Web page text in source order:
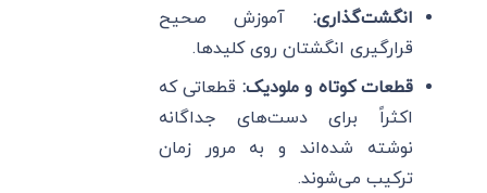
انگشت‌گذاری: آموزش صحیح
قرارگیری انگشتان روی کلیدها.
قطعات کوتاه و ملودیک: قطعاتی که
اکثراً برای دست‌های جداگانه
نوشته شده‌اند و به مرور زمان
ترکیب می‌شوند.